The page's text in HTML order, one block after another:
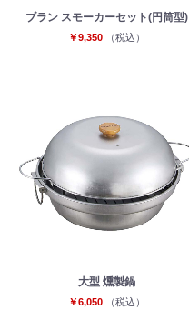
ブラン スモーカーセット(円筒型)
￥9,350 （税込）
大型 燻製鍋
￥6,050 （税込）